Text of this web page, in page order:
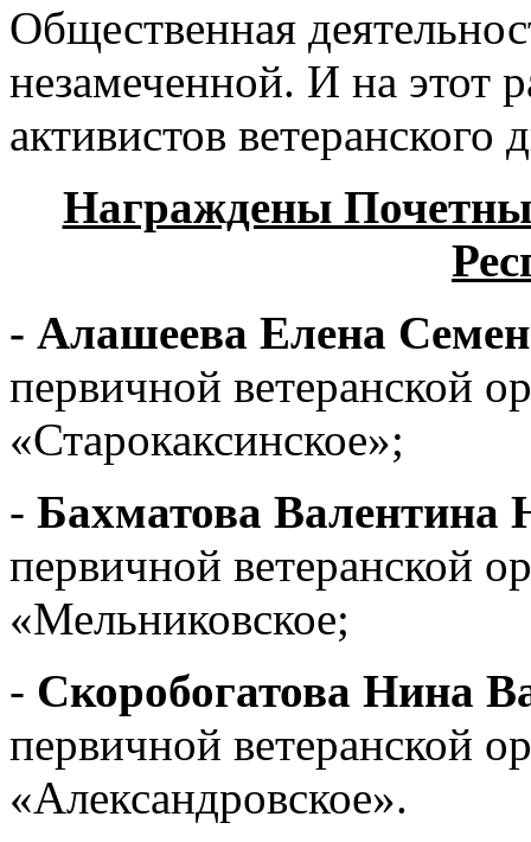
Общественная
незамеченной. И на этот
активистов
Награждены
- Алашеева Елена
первичной ветеранской
«Старокаксинское»;
- Бахматова Валентина
первичной ветеранской
«Мельниковское;
- Скоробогатова Нина
первичной ветеранской
«Александровское».